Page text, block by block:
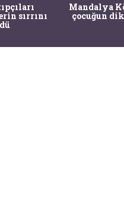
sırrını
Mandalya
çocuğun